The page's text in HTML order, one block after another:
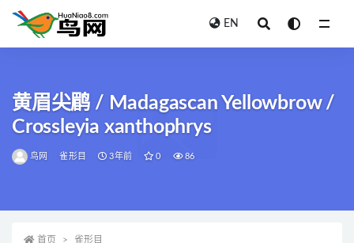
EN
黄眉尖鹛 / Madagascan Yellowbrow /
Crossleyia xanthophrys
鸟网 雀形目 3年前 0 86
首页 雀形目